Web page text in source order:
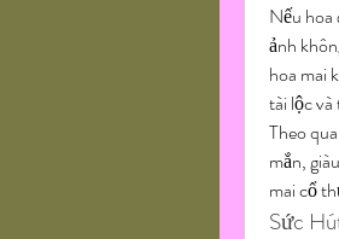
Nếu hoa
ảnh
hoa mai
tài lộc
Theo
mắn,
mai cổ
Sức